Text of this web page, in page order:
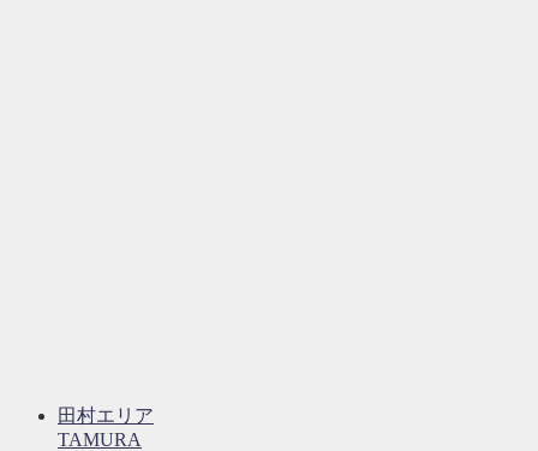
田村エリア
TAMURA